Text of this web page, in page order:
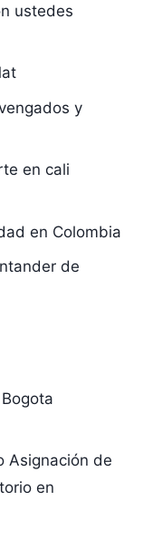
ustedes
y
en cali
en Colombia
de
Asignación de
en